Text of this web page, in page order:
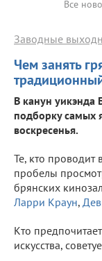
Все
Чем занять
Заводные
В канун уикэнда
подборку самых
воскресенья.
Те, кто проводит
пробелы
брянских
Ларри Краун,
Кто
искусства,